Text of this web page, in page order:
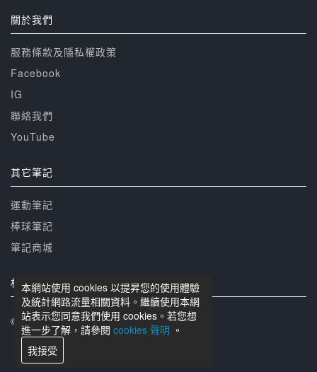
本網站使用 cookies 以提昇您的使用體驗
及統計網路流量相關資料。繼續使用本網
站表示您同意我們使用 cookies。若您想
進一步了解，請參閱 cookies 聲明 。
我接受
關於我們
服務條款及隱私權政策
Facebook
IG
聯絡我們
YouTube
其它筆記
運動筆記
棒球筆記
筆記商城
相關網站
© 籃球筆記 版權所有